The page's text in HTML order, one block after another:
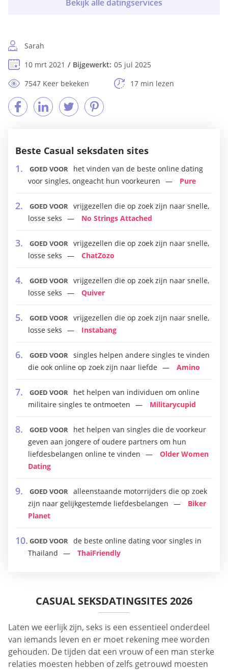
Sarah
10 mrt 2021
Bijgewerkt: 05 jul 2025
7547 Keer bekeken
17 min lezen
Beste Casual seksdaten sites
GOED VOOR
het vinden van de beste online dating
voor singles, ongeacht hun voorkeuren
Pure
GOED VOOR vrijgezellen die op zoek zijn naar snelle,
losse seks
No Strings Attached
GOED VOOR vrijgezellen die op zoek zijn naar snelle,
losse seks
ChatZozo
GOED VOOR vrijgezellen die op zoek zijn naar snelle,
losse seks
Quiver
GOED VOOR vrijgezellen die op zoek zijn naar snelle,
losse seks
Instabang
GOED VOOR singles helpen andere singles te vinden
die ook online op zoek zijn naar liefde
Amino
GOED VOOR
het helpen van individuen om online
militaire singles te ontmoeten
Militarycupid
GOED VOOR
het helpen van singles die de voorkeur
geven aan jongere of oudere partners om hun
liefdesbelangen online te vinden
Older Women
Dating
GOED VOOR alleenstaande motorrijders die op zoek
zijn naar gelijkgestemde liefdesbelangen
Biker
Planet
GOED VOOR de beste online dating voor singles in
Thailand
ThaiFriendly
CASUAL SEKSDATINGSITES 2026
Laten we eerlijk zijn, seks is een essentieel onderdeel
van iemands leven en er moet rekening mee worden
gehouden. De tijden dat een vrouw of een man sterke
relaties moesten hebben of zelfs getrouwd moesten